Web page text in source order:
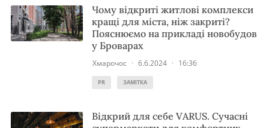
Чому відкриті житлові комплекси
кращі для міста, ніж закриті?
Пояснюємо на прикладі новобудов
у Броварах
Хмарочос · 6.6.2024 · 16:36
PR ЗАМІТКА
Відкрий для себе VARUS. Сучасні